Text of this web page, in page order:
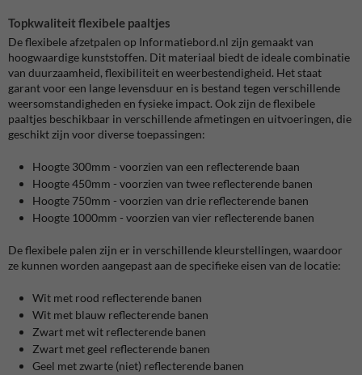
Topkwaliteit flexibele paaltjes
De flexibele afzetpalen op Informatiebord.nl zijn gemaakt van
hoogwaardige kunststoffen. Dit materiaal biedt de ideale combinatie
van duurzaamheid, flexibiliteit en weerbestendigheid. Het staat
garant voor een lange levensduur en is bestand tegen verschillende
weersomstandigheden en fysieke impact. Ook zijn de flexibele
paaltjes beschikbaar in verschillende afmetingen en uitvoeringen, die
geschikt zijn voor diverse toepassingen:
Hoogte 300mm - voorzien van een reflecterende baan
Hoogte 450mm - voorzien van twee reflecterende banen
Hoogte 750mm - voorzien van drie reflecterende banen
Hoogte 1000mm - voorzien van vier reflecterende banen
De flexibele palen zijn er in verschillende kleurstellingen, waardoor
ze kunnen worden aangepast aan de specifieke eisen van de locatie:
Wit met rood reflecterende banen
Wit met blauw reflecterende banen
Zwart met wit reflecterende banen
Zwart met geel reflecterende banen
Geel met zwarte (niet) reflecterende banen